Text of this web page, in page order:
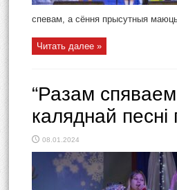
спевам, а сёння прысутныя
Читать далее »
“Разам
каляднай
08.01.2024